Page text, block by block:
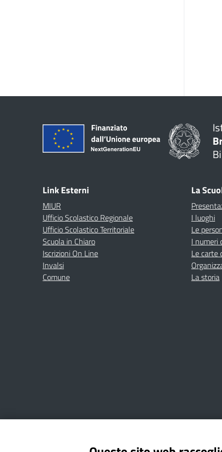
Link Esterni
MIUR
Ufficio Scolastico Regionale
Ufficio Scolastico Territoriale
Scuola in Chiaro
Iscrizioni On Line
Invalsi
Comune
La
I luoghi
Le
I numeri
Le carte
La storia
Amministrazione TrasparenteAlbo onlinePrivacy